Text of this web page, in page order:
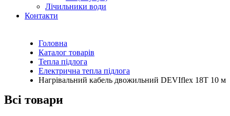
Лічильники води
Контакти
Головна
Каталог товарів
Тепла підлога
Електрична тепла підлога
Нагрівальний кабель двожильний DEVIflex 18T 10 м
Всі товари